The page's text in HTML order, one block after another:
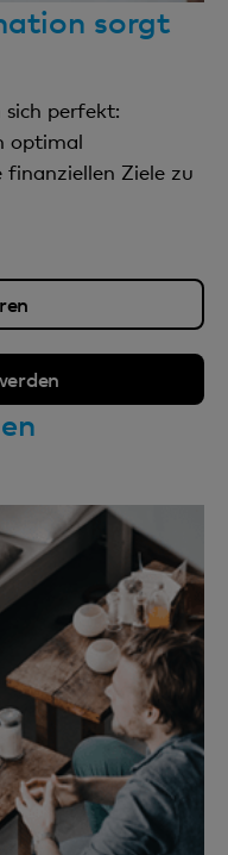
sorgt
sich perfekt:
optimal
Ziele zu